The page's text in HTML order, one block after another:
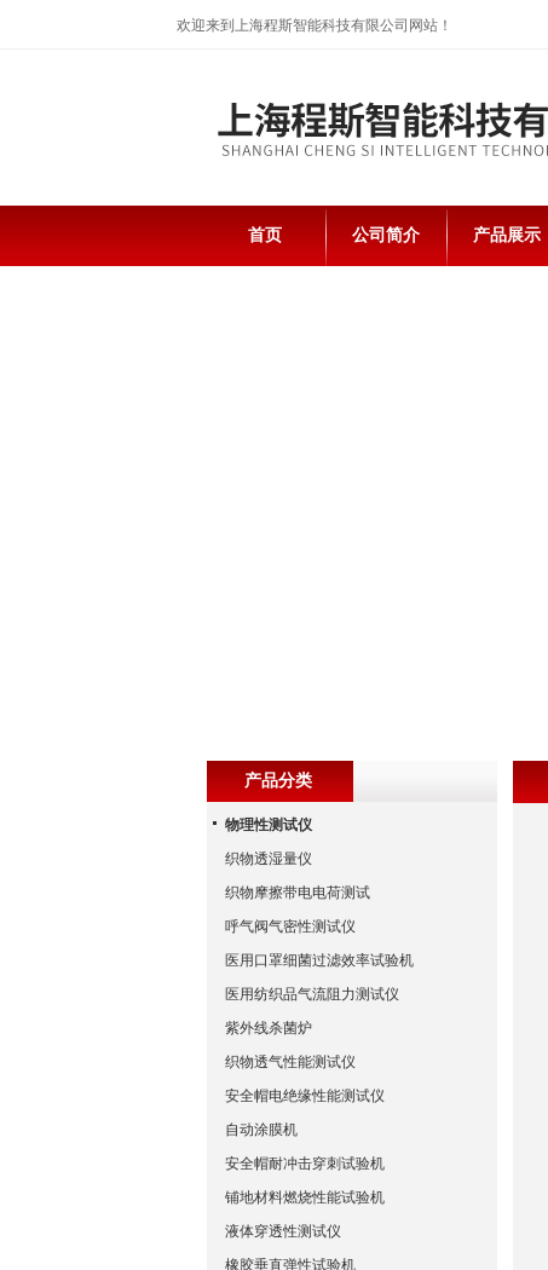
欢迎来到上海程斯智能科技有限公司网站！
首页 公司简介 产品展示
产品分类
物理性测试仪
织物透湿量仪
织物摩擦带电电荷测试
呼气阀气密性测试仪
医用口罩细菌过滤效率试验机
医用纺织品气流阻力测试仪
紫外线杀菌炉
织物透气性能测试仪
安全帽电绝缘性能测试仪
自动涂膜机
安全帽耐冲击穿刺试验机
铺地材料燃烧性能试验机
液体穿透性测试仪
橡胶垂直弹性试验机